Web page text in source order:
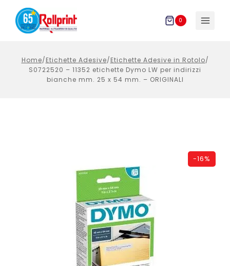
Salta
contenuto
0
Home/Etichette Adesive/Etichette Adesive in Rotolo/
S0722520 – 11352 etichette Dymo LW per indirizzi
bianche mm. 25 x 54 mm. – ORIGINALI
-16%